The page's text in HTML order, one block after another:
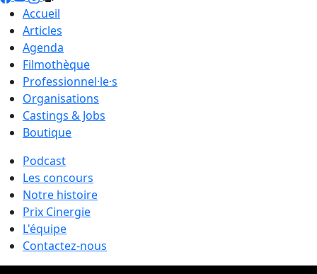
Accueil
Articles
Agenda
Filmothèque
Professionnel·le·s
Organisations
Castings & Jobs
Boutique
Podcast
Les concours
Notre histoire
Prix Cinergie
L'équipe
Contactez-nous